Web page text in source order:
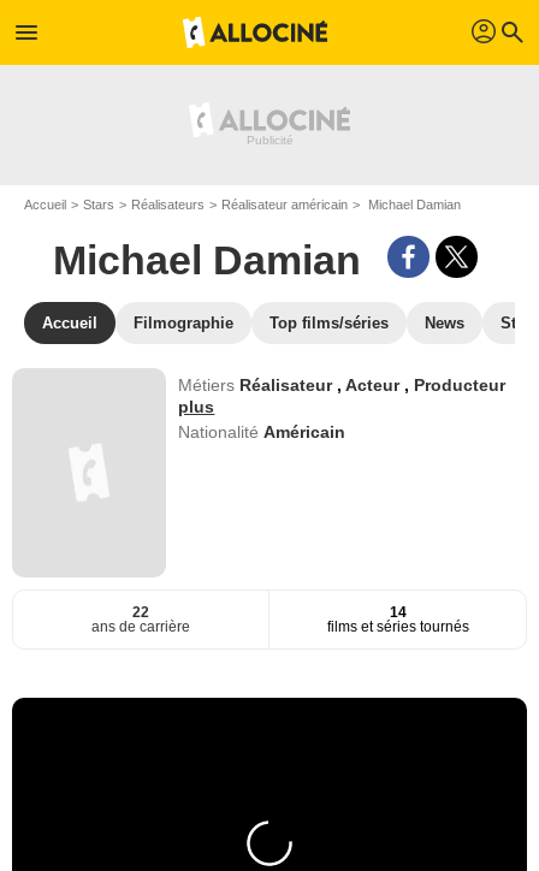
menu profil search
Accueil Stars Réalisateurs Réalisateur américain Michael Damian
Michael Damian
Accueil Filmographie Top films/séries News
Métiers Réalisateur ,Acteur , Producteur
plus
NationalitéAméricain
22
ans de carrière
14
films et séries tournés